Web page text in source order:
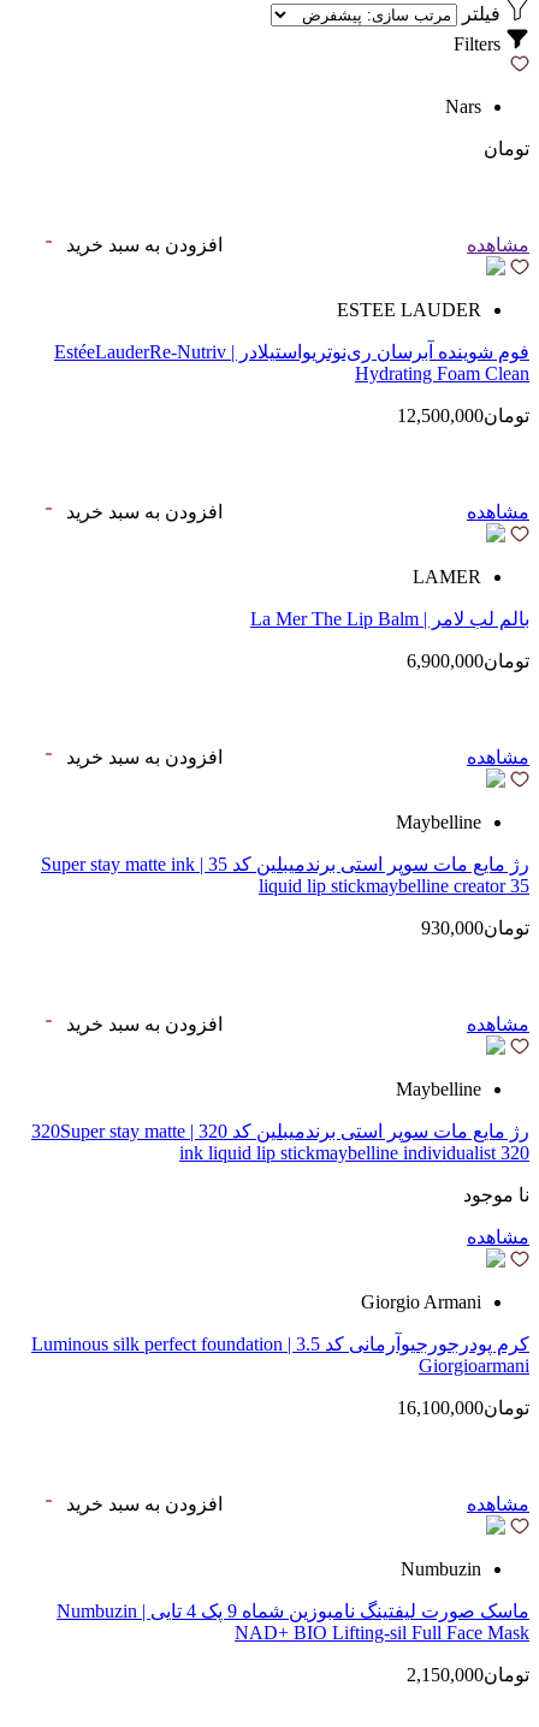
فیلتر
Nars
تومان
مشاهده افزودن به سبد خرید
ESTEE LAUDER
فوم شوینده آبرسان ری‌نوتریواستیلادر | EstéeLauderRe-Nutriv
Hydrating Foam Clean
تومان12,500,000
مشاهده افزودن به سبد خرید
LAMER
بالم لب لامر | La Mer The Lip Balm
تومان6,900,000
مشاهده افزودن به سبد خرید
Maybelline
رژ مایع مات سوپر استی‌ برندمیبلین کد 35 | Super stay matte ink
liquid lip stickmaybelline creator 35
تومان930,000
مشاهده افزودن به سبد خرید
Maybelline
رژ مایع مات سوپر استی‌ برندمیبلین کد 320 | 320Super stay matte
ink liquid lip stickmaybelline individualist 320
نا موجود
مشاهده
Giorgio Armani
کرم پودرجورجیوآرمانی کد 3.5 | Luminous silk perfect foundation
Giorgioarmani
تومان16,100,000
مشاهده افزودن به سبد خرید
Numbuzin
ماسک صورت لیفتینگ نامبوزین شماه 9 پک 4 تایی | Numbuzin
NAD+ BIO Lifting-sil Full Face Mask
تومان2,150,000